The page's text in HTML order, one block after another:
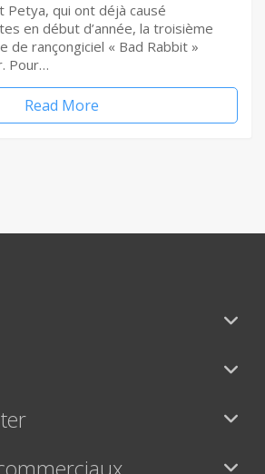
Petya, qui ont déjà causé
en début d’année, la troisième
de rançongiciel « Bad Rabbit »
Pour…
Read More